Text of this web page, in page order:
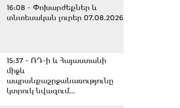
16:08 - Փոխարժեքներ և
տնտեսական լուրեր 07.08.2026
15:37 - ՌԴ-ի և Հայաստանի
միջև
ապրանքաշրջանառությունը
կտրուկ նվազում...